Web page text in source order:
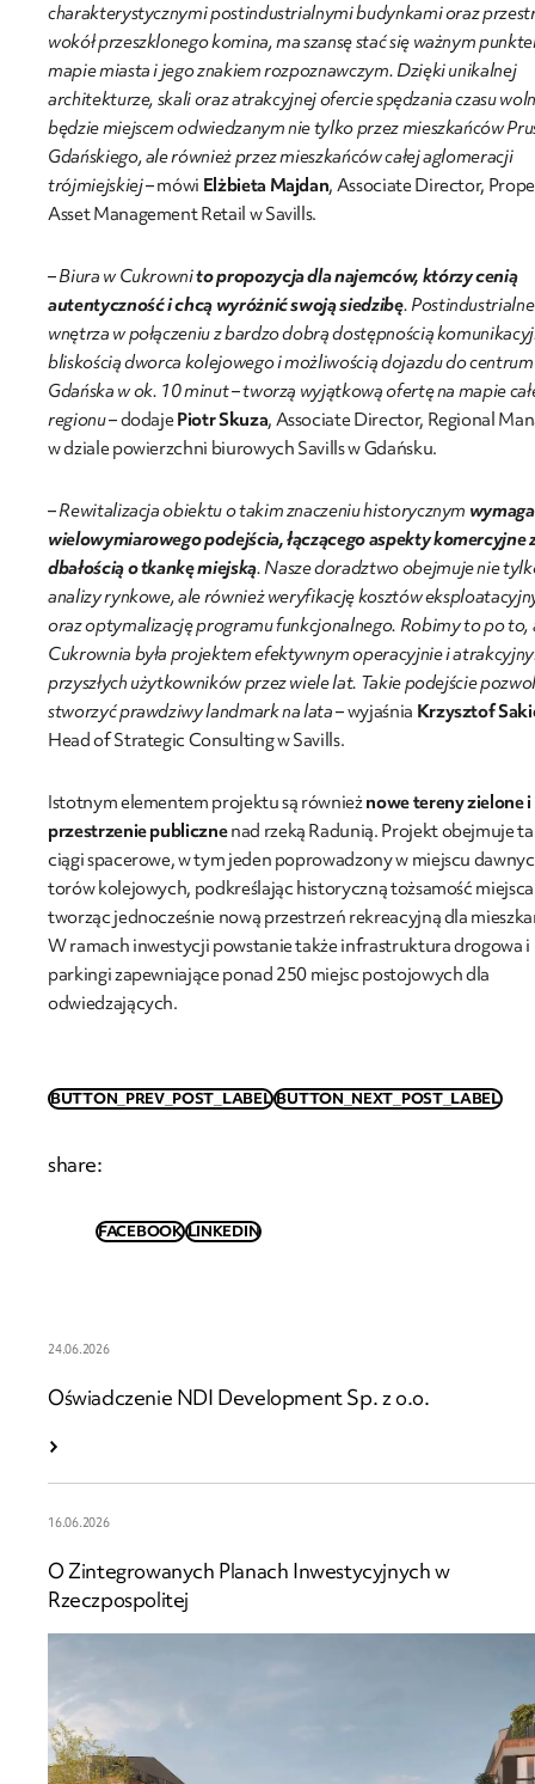
charakterystycznymi postindustrialnymi budynkami oraz
wokół przeszklonego komina, ma szansę stać się ważnym
mapie miasta i jego znakiem rozpoznawczym. Dzięki unikalnej
architekturze, skali oraz atrakcyjnej ofercie spędzania czasu
będzie miejscem odwiedzanym nie tylko przez mieszkańców
Gdańskiego, ale również przez mieszkańców całej aglomeracji
trójmiejskiej– mówi Elżbieta Majdan, Associate Director,
Asset Management Retail w Savills.
–Biura w Cukrownito propozycja dla najemców, którzy cenią
autentyczność i chcą wyróżnić swoją siedzibę. Postindustrialne
wnętrza w połączeniu z bardzo dobrą dostępnością
bliskością dworca kolejowego i możliwością dojazdu do centrum
Gdańska w ok. 10 minut – tworzą wyjątkową ofertę na mapie
regionu– dodaje Piotr Skuza, Associate Director, Regional
w dziale powierzchni biurowych Savills w Gdańsku.
–Rewitalizacja obiektu o takim znaczeniu historycznym wymaga
wielowymiarowego podejścia, łączącego aspekty komercyjne
dbałością o tkankę miejską. Nasze doradztwo obejmuje nie
analizy rynkowe, ale również weryfikację kosztów
oraz optymalizację programu funkcjonalnego. Robimy to po to,
Cukrownia była projektem efektywnym operacyjnie i
przyszłych użytkowników przez wiele lat. Takie podejście
stworzyć prawdziwy landmark na lata– wyjaśnia Krzysztof
Head of Strategic Consulting w Savills.
Istotnym elementem projektu są równieżnowe tereny zielone i
przestrzenie publicznenad rzeką Radunią. Projekt obejmuje
ciągi spacerowe, w tym jeden poprowadzony w miejscu
torów kolejowych, podkreślając historyczną tożsamość
tworząc jednocześnie nową przestrzeń rekreacyjną dla
W ramach inwestycji powstanie także infrastruktura drogowa i
parkingi zapewniające ponad 250 miejsc postojowych dla
odwiedzających.
BUTTON_PREV_POST_LABEL BUTTON_NEXT_POST_LABEL
share:
FACEBOOK LINKEDIN
24.06.2026
Oświadczenie NDI Development Sp. z o.o.
16.06.2026
O Zintegrowanych Planach Inwestycyjnych w
Rzeczpospolitej